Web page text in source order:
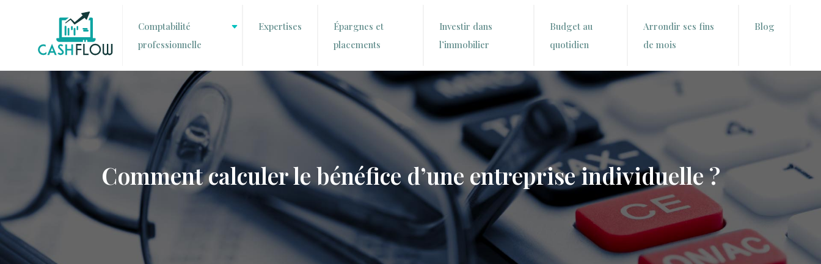
Comptabilité
professionnelle
Expertises
Épargnes et
placements
Investir dans
l’immobilier
Budget au
quotidien
Arrondir ses fins
de mois
Blog
Comment calculer le bénéfice d’une entreprise individuelle ?